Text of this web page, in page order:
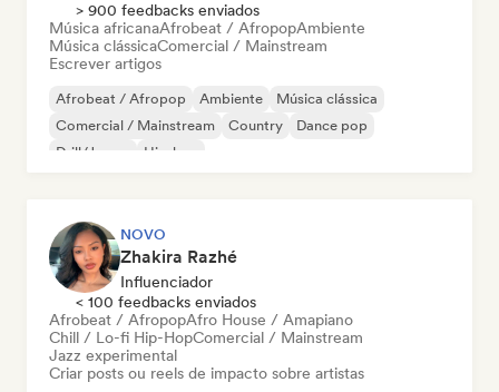
> 900 feedbacks enviados
Música africanaAfrobeat / AfropopAmbiente
Música clássicaComercial / Mainstream
Escrever artigos
Afrobeat / Afropop Ambiente
Música clássica
Comercial / Mainstream
Country
Dance pop
Drill/Jersey
Hip-hop
NOVO
Zhakira Razhé
Influenciador
< 100 feedbacks enviados
Afrobeat / AfropopAfro House / Amapiano
Chill / Lo-fi Hip-HopComercial / Mainstream
Jazz experimental
Criar posts ou reels de impacto sobre artistas